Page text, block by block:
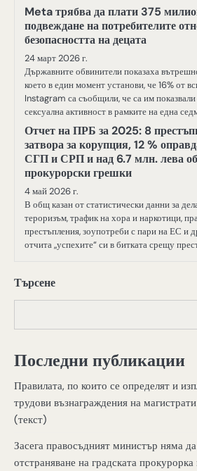
Meta трябва да плати 375
подвеждане на потребителите
безопасността на децата
24 март 2026 г.
Държавните обвинители показаха
което в един момент установи, че 16% от
Instagram са съобщили, че са им
сексуална активност в рамките на една
Отчет на ПРБ за 2025: 8
затвора за корупция, 12 %
СГП и СРП и над 6.7 млн. лева
прокурорски грешки
4 май 2026 г.
В общ казан от статистически данни за
тероризъм, трафик на хора и наркотици,
престъпления, зоупотреби с пари на ЕС и
отчита „успехите“ си в битката срещу
Търсене
Последни публикации
Правилата, по които се определят и
трудови възнаграждения на
(текст)
Засега правосъдният министър няма
отстраняване на градската